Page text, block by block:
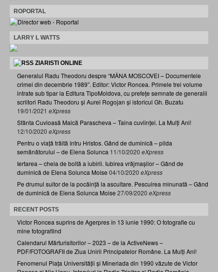
ROPORTAL
LARRY L WATTS
ZIARISTI ONLINE
Generalul Radu Theodoru despre “MÂNA MOSCOVEI – Documentele
crimei din decembrie 1989”. Editor: Victor Roncea. Primele trei volume
intrate sub tipar la Editura TipoMoldova, cu prefețe semnate de generalii
scriitori Radu Theodoru și Aurel Rogojan și istoricul Gh. Buzatu
19/01/2021 eXpress
Sfânta Cuvioasă Maică Parascheva – Taina cuviinței. La Mulți Ani!
12/10/2020 eXpress
Pentru o viață trăită întru Hristos. Gând de duminică – pilda
semănătorului – de Elena Solunca 11/10/2020 eXpress
Iertarea – cheia de boltă a iubirii. Iubirea vrăjmașilor – Gând de
duminică de Elena Solunca Moise 04/10/2020 eXpress
Pe drumul suitor de la pocăință la ascultare. Pescuirea minunată – Gând
de duminică de Elena Solunca Moise 27/09/2020 eXpress
RECENT POSTS
Victor Roncea suprins de Agerpres în 13 iunie 1990: O fotografie cu
mine fotografiind
Calendarul Mărturisitorilor – 2023 – de la ActiveNews –
PDF/FOTOGRAFII de Ziua Unirii Principatelor Române. La Mulți Ani!
Fenomenul Piața Universității și Mineriada din 1990 văzute de Victor